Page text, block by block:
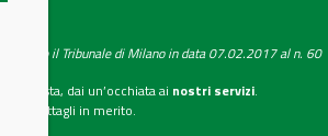
presso il Tribunale di Milano in data 07.02.2017 al n. 60
dai un’occhiata ai nostri servizi.
dettagli in merito.